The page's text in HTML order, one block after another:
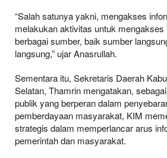
“Salah satunya yakni, mengakses
melakukan aktivitas untuk mengakses
berbagai sumber, baik sumber
langsung,” ujar Anasrullah.
Sementara itu, Sekretaris Daerah
Selatan, Thamrin mengatakan,
publik yang berperan dalam
pemberdayaan masyarakat, KIM
strategis dalam memperlancar arus
pemerintah dan masyarakat.